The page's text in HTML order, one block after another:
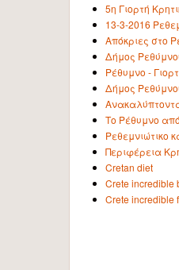
5η Γιορτή
13-3-2016
Απόκριες στο
Δήμος
Ρέθυμνο -
Δήμος
Tο Ρέθυμνο
Ρεθεμνιώτικο
Περιφέρεια
Cretan diet
Crete incredible
Crete incredible